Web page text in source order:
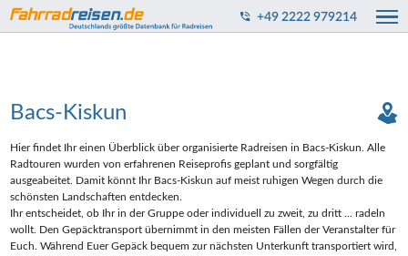
+49 2222 979214
Bacs-Kiskun
Hier findet Ihr einen Überblick über organisierte Radreisen in Bacs-Kiskun. Alle
Radtouren wurden von erfahrenen Reiseprofis geplant und sorgfältig
ausgeabeitet. Damit könnt Ihr Bacs-Kiskun auf meist ruhigen Wegen durch die
schönsten Landschaften entdecken.
Ihr entscheidet, ob Ihr in der Gruppe oder individuell zu zweit, zu dritt ... radeln
wollt. Den Gepäcktransport übernimmt in den meisten Fällen der Veranstalter für
Euch. Während Euer Gepäck bequem zur nächsten Unterkunft transportiert wird,